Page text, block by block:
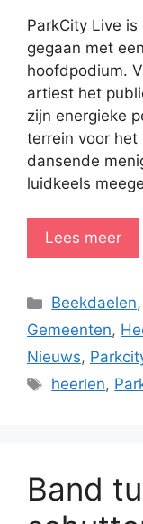
ParkCity Live
gegaan met
hoofdpodium.
artiest het
zijn energieke
terrein voor het
dansende
luidkeels
Lees meer
Categorieën
Beekdaelen,
Gemeenten,
Nieuws,
Tags
heerlen,
Band